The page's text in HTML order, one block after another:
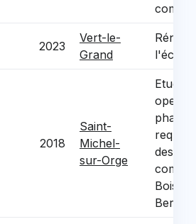
2023
Vert-le-
Grand
2018
Saint-
Michel-
sur-Orge
Etudes
phase
des
Bois